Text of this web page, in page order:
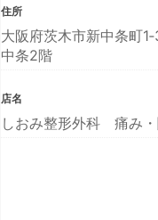
住所
大阪府茨木市新中条町
中条2階
店名
しおみ整形外科 痛み・